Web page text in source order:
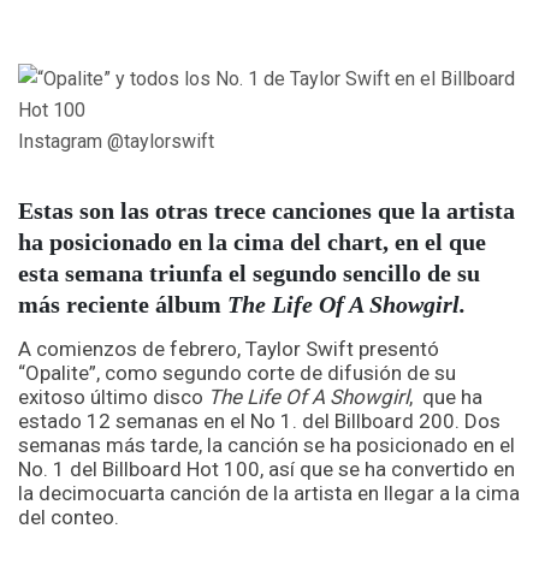
Instagram @taylorswift
Estas son las otras trece canciones que la artista
ha posicionado en la cima del chart, en el que
esta semana triunfa el segundo sencillo de su
más reciente álbum The Life Of A Showgirl.
A comienzos de febrero, Taylor Swift presentó
“Opalite”, como segundo corte de difusión de su
exitoso último disco The Life Of A Showgirl, que ha
estado 12 semanas en el No 1. del Billboard 200. Dos
semanas más tarde, la canción se ha posicionado en el
No. 1 del Billboard Hot 100, así que se ha convertido en
la decimocuarta canción de la artista en llegar a la cima
del conteo.